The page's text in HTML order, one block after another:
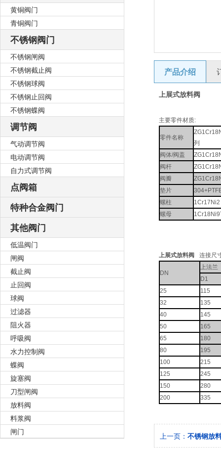
黄铜阀门
青铜阀门
不锈钢阀门
不锈钢闸阀
不锈钢截止阀
不锈钢球阀
不锈钢止回阀
不锈钢蝶阀
调节阀
气动调节阀
电动调节阀
自力式调节阀
点阀箱
特种合金阀门
其他阀门
低温阀门
闸阀
截止阀
止回阀
球阀
过滤器
阻火器
呼吸阀
水力控制阀
蝶阀
旋塞阀
刀型闸阀
放料阀
料浆阀
闸门
产品介绍
上展式放料阀
主要零件材质:
零件名称
列
阀体/阀盖
阀杆
阀瓣
垫片
螺柱
1Cr17Ni2
螺母
上展式放料阀 连接尺
DN
上法兰
D1
25
115
32
135
40
145
50
165
65
180
80
195
100
215
125
245
150
280
200
335
上一页： 不锈钢放